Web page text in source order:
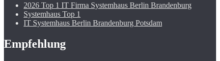
2026 Top 1 IT Firma Systemhaus Berlin Brandenburg
Systemhaus Top 1
IT Systemhaus Berlin Brandenburg Potsdam
Empfehlung